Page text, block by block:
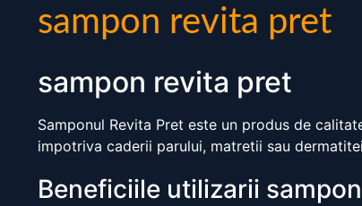
sampon revita pret
sampon revita pret
Samponul Revita Pret este un produs de
impotriva caderii parului, matretii sau
Beneficiile utilizarii